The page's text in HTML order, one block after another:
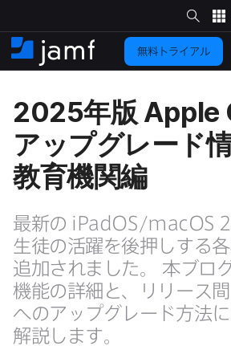
イ
ン
コ
テ
ン
ツ
に
移
サ
イ
ト
検
索
ホ
ー
無料トライアル
2025年版 Apple
アップグレード
教育機関編
最新の iPadOS /macOS
生徒の​活躍を​後押しする​
追加されました。
本ブロ
機能の​詳細と、​リリース
への​アップグレード方​法
解説します。